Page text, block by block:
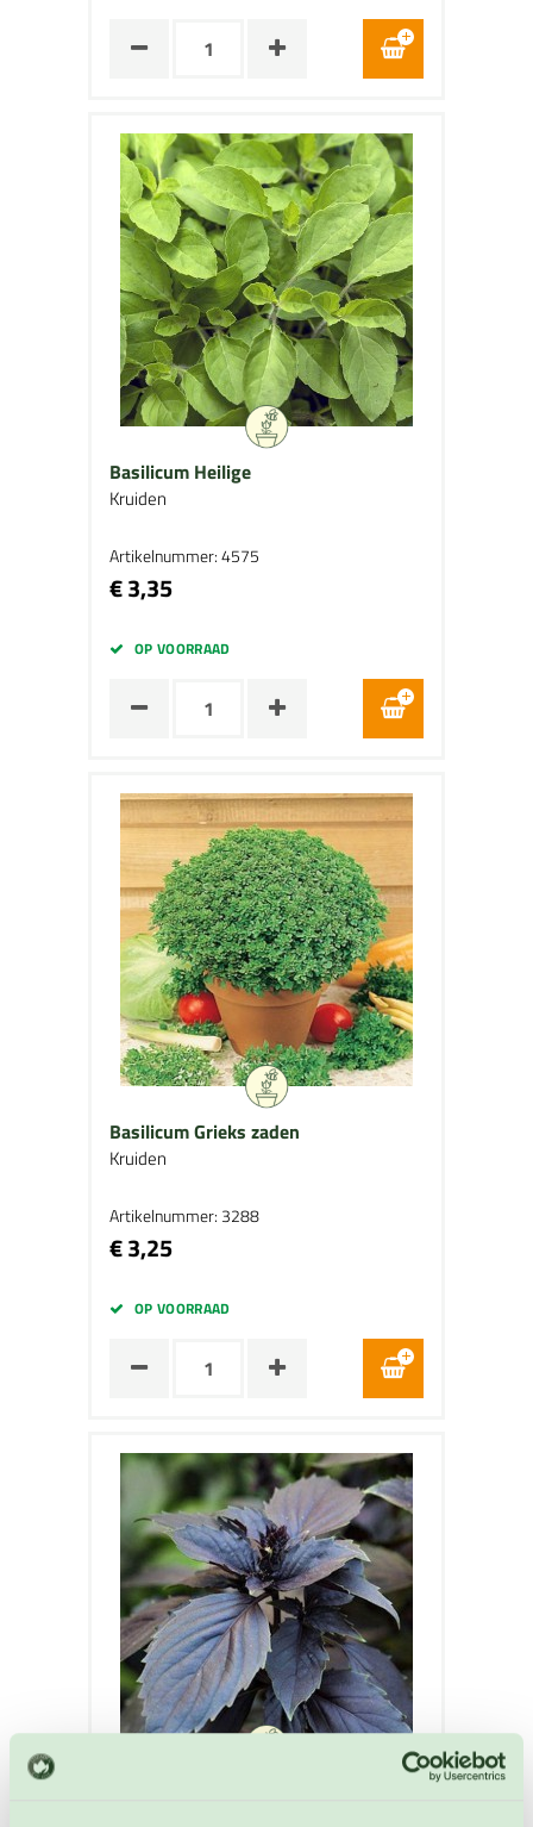
Basilicum Heilige
Kruiden
Artikelnummer: 4575
€ 3,35
OP VOORRAAD
Basilicum Grieks zaden
Kruiden
Artikelnummer: 3288
€ 3,25
OP VOORRAAD